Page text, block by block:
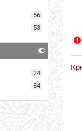
56
53
24
84